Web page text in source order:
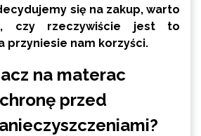
się na zakup, warto
czy rzeczywiście jest to
przyniesie nam korzyści.
na materac
przed